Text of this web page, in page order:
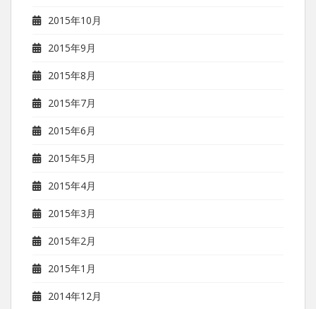
2015年10月
2015年9月
2015年8月
2015年7月
2015年6月
2015年5月
2015年4月
2015年3月
2015年2月
2015年1月
2014年12月